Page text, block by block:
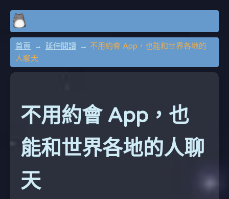
首頁 延伸閱讀
不用約會 App，也能和世界各地的
人聊天
不用約會 App，也
能和世界各地的人聊
天